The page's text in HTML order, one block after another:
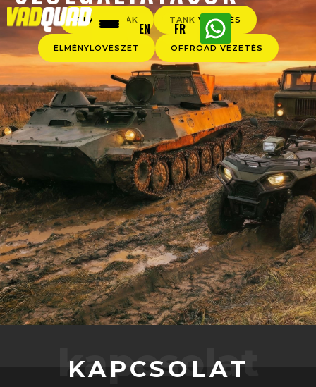
EN FR
QUAD TÚRÁK TANK VEZETÉS
ÉLMÉNYLÖVÉSZET OFFROAD VEZETÉS
KAPCSOLAT
kapcsolat